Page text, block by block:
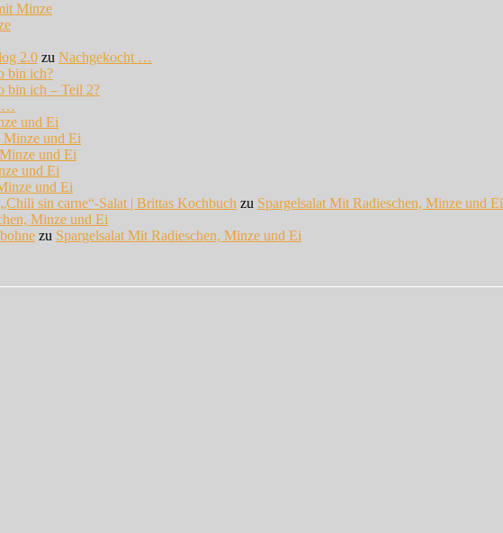
Minze
2.0 zu Nachgekocht …
bin ich?
bin ich – Teil 2?
…
und Ei
Minze und Ei
und Ei
und Ei
und Ei
sin carne“-Salat | Brittas Kochbuch zu Spargelsalat Mit Radieschen, Minze und Ei
Minze und Ei
zu Spargelsalat Mit Radieschen, Minze und Ei